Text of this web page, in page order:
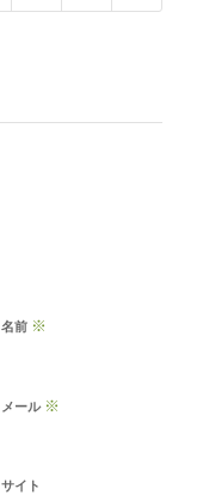
名前 ※
メール ※
サイト